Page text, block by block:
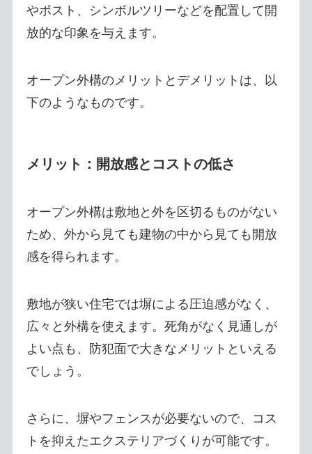
やポスト、シンボルツリーなどを配置して開
放的な印象を与えます。
オープン外構のメリットとデメリットは、以
下のようなものです。
メリット：開放感とコストの低さ
オープン外構は敷地と外を区切るものがない
ため、外から見ても建物の中から見ても開放
感を得られます。
敷地が狭い住宅では塀による圧迫感がなく、
広々と外構を使えます。死角がなく見通しが
よい点も、防犯面で大きなメリットといえる
でしょう。
さらに、塀やフェンスが必要ないので、コス
トを抑えたエクステリアづくりが可能です。